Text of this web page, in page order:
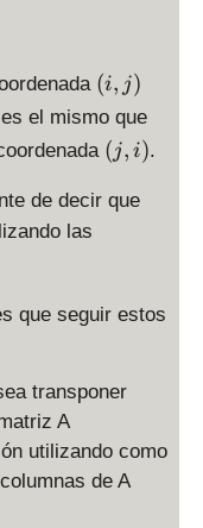
= A_{ji}
(
i
j
(i, j)
el mismo que
(
,
(j, i).
de decir que
las
que seguir estos
transponer
A
utilizando como
de A